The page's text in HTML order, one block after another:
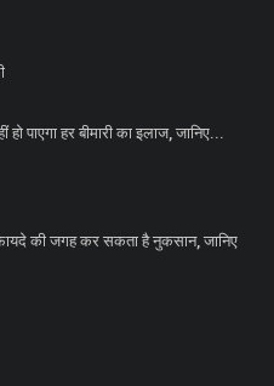
हो पाएगा हर बीमारी का इलाज, जानिए...
की जगह कर सकता है नुकसान, जानिए